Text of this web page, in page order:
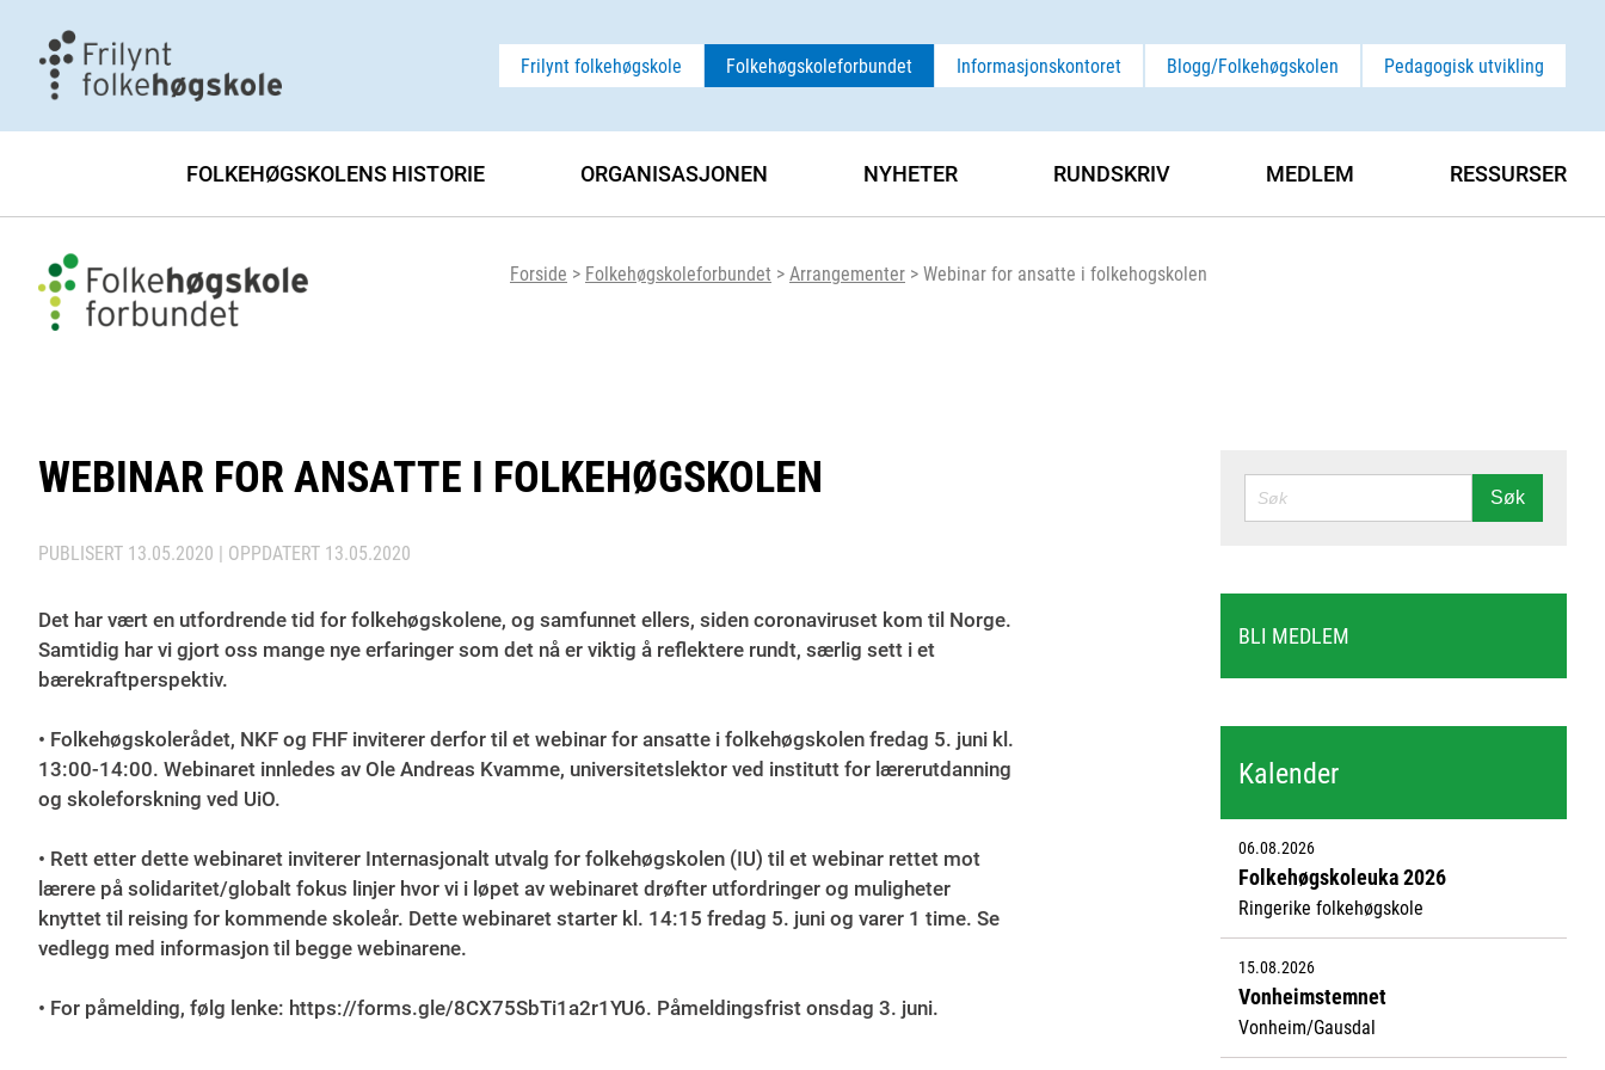
Frilynt folkehøgskole Folkehøgskoleforbundet Informasjonskontoret Blogg/Folkehøgskolen Pedagogisk utvikling
Forside > Folkehøgskoleforbundet >Arrangementer >Webinar for ansatte i folkehogskolen
FOLKEHØGSKOLENS HISTORIE ORGANISASJONEN NYHETER RUNDSKRIV MEDLEM RESSURSER
WEBINAR FOR ANSATTE I FOLKEHØGSKOLEN
PUBLISERT 13.05.2020 | OPPDATERT 13.05.2020
Det har vært en utfordrende tid for folkehøgskolene, og samfunnet ellers, siden coronaviruset kom til Norge.
Samtidig har vi gjort oss mange nye erfaringer som det nå er viktig å reflektere rundt, særlig sett i et
bærekraftperspektiv.
• Folkehøgskolerådet, NKF og FHF inviterer derfor til et webinar for ansatte i folkehøgskolen fredag 5. juni kl.
13:00-14:00. Webinaret innledes av Ole Andreas Kvamme, universitetslektor ved institutt for lærerutdanning
og skoleforskning ved UiO.
• Rett etter dette webinaret inviterer Internasjonalt utvalg for folkehøgskolen (IU) til et webinar rettet mot
lærere på solidaritet/globalt fokus linjer hvor vi i løpet av webinaret drøfter utfordringer og muligheter
knyttet til reising for kommende skoleår. Dette webinaret starter kl. 14:15 fredag 5. juni og varer 1 time. Se
vedlegg med informasjon til begge webinarene.
• For påmelding, følg lenke: https://forms.gle/8CX75SbTi1a2r1YU6. Påmeldingsfrist onsdag 3. juni.
SØK Søk
BLI MEDLEM
Kalender
06.08.2026
Folkehøgskoleuka 2026
Ringerike folkehøgskole
15.08.2026
Vonheimstemnet
Vonheim/Gausdal